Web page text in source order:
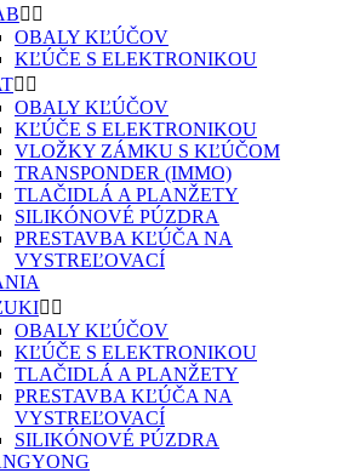
 
OBALY KĽÚČOV
KĽÚČE S ELEKTRONIKOU
 
OBALY KĽÚČOV
KĽÚČE S ELEKTRONIKOU
VLOŽKY ZÁMKU S KĽÚČOM
TRANSPONDER (IMMO)
TLAČIDLÁ A PLANŽETY
SILIKÓNOVÉ PÚZDRA
PRESTAVBA KĽÚČA NA
VYSTREĽOVACÍ
 
OBALY KĽÚČOV
KĽÚČE S ELEKTRONIKOU
TLAČIDLÁ A PLANŽETY
PRESTAVBA KĽÚČA NA
VYSTREĽOVACÍ
SILIKÓNOVÉ PÚZDRA